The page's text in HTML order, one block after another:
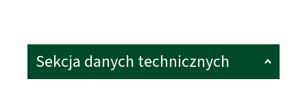
Sekcja danych technicznych